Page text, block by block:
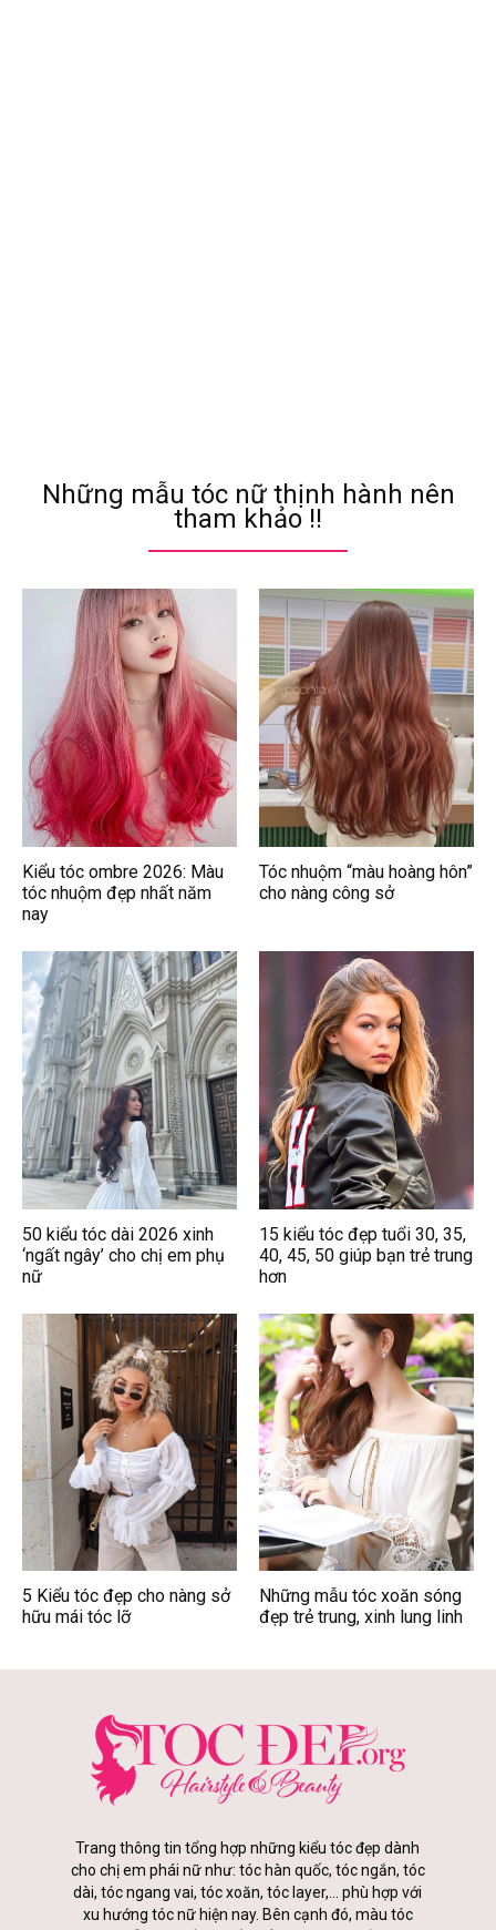
Những mẫu tóc nữ thịnh hành nên
tham khảo !!
Kiểu tóc ombre 2026: Màu
tóc nhuộm đẹp nhất năm
nay
Tóc nhuộm “màu hoàng hôn”
cho nàng công sở
50 kiểu tóc dài 2026 xinh
‘ngất ngây’ cho chị em phụ
nữ
15 kiểu tóc đẹp tuổi 30, 35,
40, 45, 50 giúp bạn trẻ trung
hơn
5 Kiểu tóc đẹp cho nàng sở
hữu mái tóc lỡ
Những mẫu tóc xoăn sóng
đẹp trẻ trung, xinh lung linh
Trang thông tin tổng hợp những kiểu tóc đẹp dành
cho chị em phái nữ như: tóc hàn quốc, tóc ngắn, tóc
dài, tóc ngang vai, tóc xoăn, tóc layer,... phù hợp với
xu hướng tóc nữ hiện nay. Bên cạnh đó, màu tóc